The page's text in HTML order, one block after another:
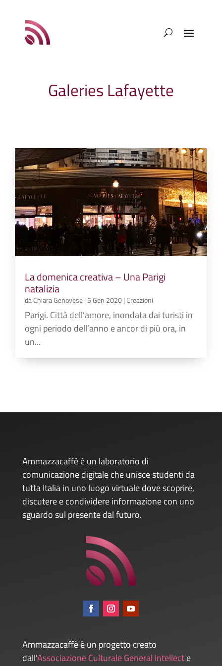
Galeries Lafayette
La domenica creativa – Una Parigi
natalizia
daChiara Genovese| 5 Gen 2020|Creazioni
Parigi. Città dell’amore, inondata dai turisti in
ogni periodo dell’anno e ancor di più ora, in
un...
Ammazzacaffè è un laboratorio di
comunicazione digitale che unisce studenti da
tutta Italia in uno luogo virtuale dove scoprire,
discutere e condividere informazione con uno
sguardo sul presente dal futuro.
Ammazzacaffè è un progetto creato
dall’Associazione Culturale General Intellecte